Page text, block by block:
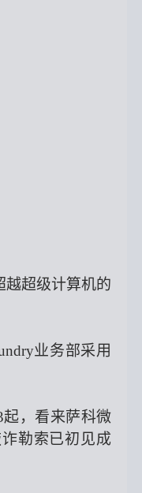
越超级计算机的
业务部采用
，看来萨科微
勒索已初见成